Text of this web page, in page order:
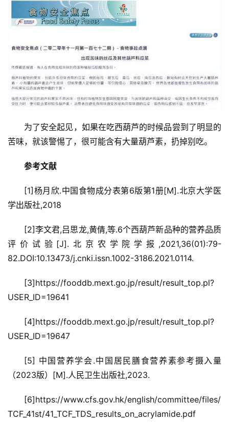
为了安全起见，如果在吃西葫芦的时候品尝到了明显的
苦味，就该警惕了，很可能含有大量葫芦素，扔掉别吃。
参考文献
[1]杨月欣.中国食物成分表第6版第1册[M].北京大学医
学出版社,2018
[2]李文君,吕思龙,黄倩,等.6个西葫芦新品种的营养品质
评价试验[J].北京农学院学报,2021,36(01):79-
82.DOI:10.13473/j.cnki.issn.1002-3186.2021.0114.
[3]https://fooddb.mext.go.jp/result/result_top.pl?
USER_ID=19641
[4]https://fooddb.mext.go.jp/result/result_top.pl?
USER_ID=19647
[5] 中国营养学会.中国居民膳食营养素参考摄入量
（2023版）[M].人民卫生出版社,2023.
[6]https://www.cfs.gov.hk/english/committee/files/
TCF_41st/41_TCF_TDS_results_on_acrylamide.pdf